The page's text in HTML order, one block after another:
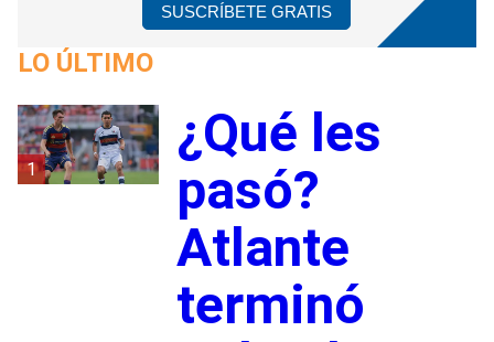
SUSCRÍBETE GRATIS
LO ÚLTIMO
1
¿Qué les
pasó?
Atlante
terminó